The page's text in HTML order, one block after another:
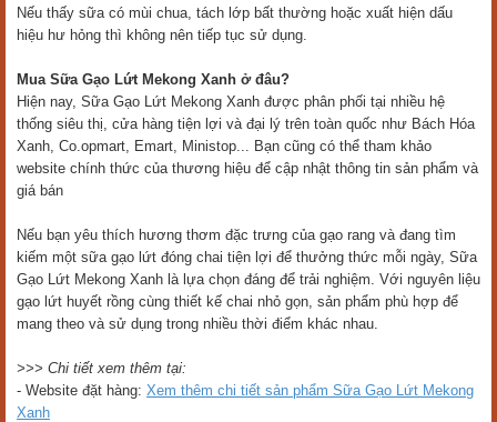
Nếu thấy sữa có mùi chua, tách lớp bất thường hoặc xuất hiện dấu
hiệu hư hỏng thì không nên tiếp tục sử dụng.
Mua Sữa Gạo Lứt Mekong Xanh ở đâu?
Hiện nay, Sữa Gạo Lứt Mekong Xanh được phân phối tại nhiều hệ
thống siêu thị, cửa hàng tiện lợi và đại lý trên toàn quốc như Bách Hóa
Xanh, Co.opmart, Emart, Ministop... Bạn cũng có thể tham khảo
website chính thức của thương hiệu để cập nhật thông tin sản phẩm và
giá bán
Nếu bạn yêu thích hương thơm đặc trưng của gạo rang và đang tìm
kiếm một sữa gạo lứt đóng chai tiện lợi để thưởng thức mỗi ngày, Sữa
Gạo Lứt Mekong Xanh là lựa chọn đáng để trải nghiệm. Với nguyên liệu
gạo lứt huyết rồng cùng thiết kế chai nhỏ gọn, sản phẩm phù hợp để
mang theo và sử dụng trong nhiều thời điểm khác nhau.
>>> Chi tiết xem thêm tại:
- Website đặt hàng: Xem thêm chi tiết sản phẩm Sữa Gạo Lứt Mekong
Xanh